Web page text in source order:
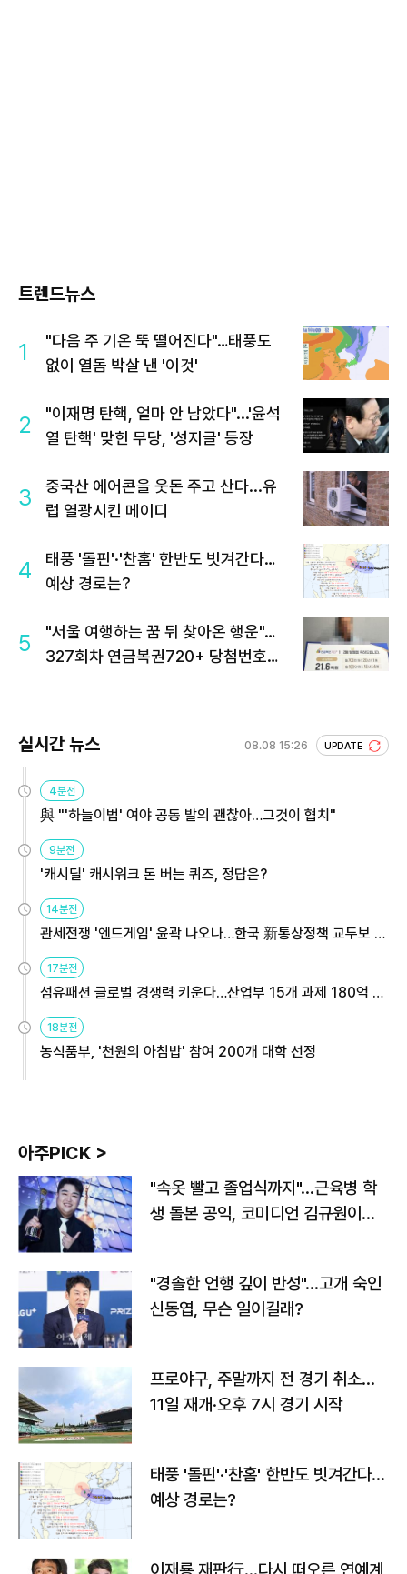
트렌드뉴스
1
"다음 주 기온 뚝 떨어진다"…태풍도
없이 열돔 박살 낸 '이것'
2
"이재명 탄핵, 얼마 안 남았다"...'윤석
열 탄핵' 맞힌 무당, '성지글' 등장
3
중국산 에어콘을 웃돈 주고 산다...유
럽 열광시킨 메이디
4
태풍 '돌핀'·'찬홈' 한반도 빗겨간다…
예상 경로는?
5
"서울 여행하는 꿈 뒤 찾아온 행운"…
327회차 연금복권720+ 당첨번호조
실시간 뉴스 08.08 15:26 UPDATE
4분전
與 "'하늘이법' 여야 공동 발의 괜찮아…그것이 협치"
9분전
'캐시딜' 캐시워크 돈 버는 퀴즈, 정답은?
14분전
관세전쟁 '엔드게임' 윤곽 나오나…한국 新통상정책 교두보 활
17분전
섬유패션 글로벌 경쟁력 키운다…산업부 15개 과제 180억 지
18분전
농식품부, '천원의 아침밥' 참여 200개 대학 선정
아주PICK >
"속옷 빨고 졸업식까지"…근육병 학
생 돌본 공익, 코미디언 김규원이었
"경솔한 언행 깊이 반성"…고개 숙인
신동엽, 무슨 일이길래?
프로야구, 주말까지 전 경기 취소…
11일 재개·오후 7시 경기 시작
태풍 '돌핀'·'찬홈' 한반도 빗겨간다…
예상 경로는?
이재룡 재판行…다시 떠오른 연예계